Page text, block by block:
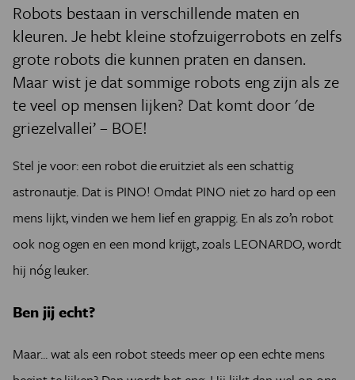
Robots bestaan in verschillende maten en
kleuren. Je hebt kleine stofzuigerrobots en zelfs
grote robots die kunnen praten en dansen.
Maar wist je dat sommige robots eng zijn als ze
te veel op mensen lijken? Dat komt door 'de
griezelvallei’ – BOE!
Stel je voor: een robot die eruitziet als een schattig
astronautje. Dat is PINO! Omdat PINO niet zo hard op een
mens lijkt, vinden we hem lief en grappig. En als zo’n robot
ook nog ogen en een mond krijgt, zoals LEONARDO, wordt
hij nóg leuker.
Ben jij echt?
Maar... wat als een robot steeds meer op een echte mens